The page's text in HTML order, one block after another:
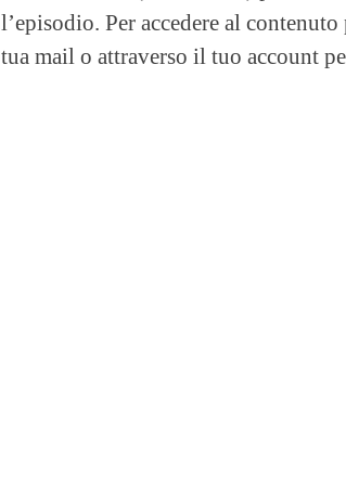
l’episodio. Per accedere al contenuto
tua mail o attraverso il tuo account